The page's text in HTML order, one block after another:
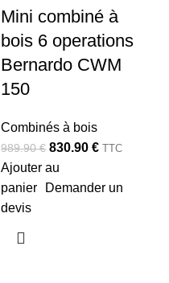
Mini combiné à
bois 6 operations
Bernardo CWM
150
Combinés à bois
989.90€ 830.90 € TTC
Ajouter au
panier
Demander un
devis